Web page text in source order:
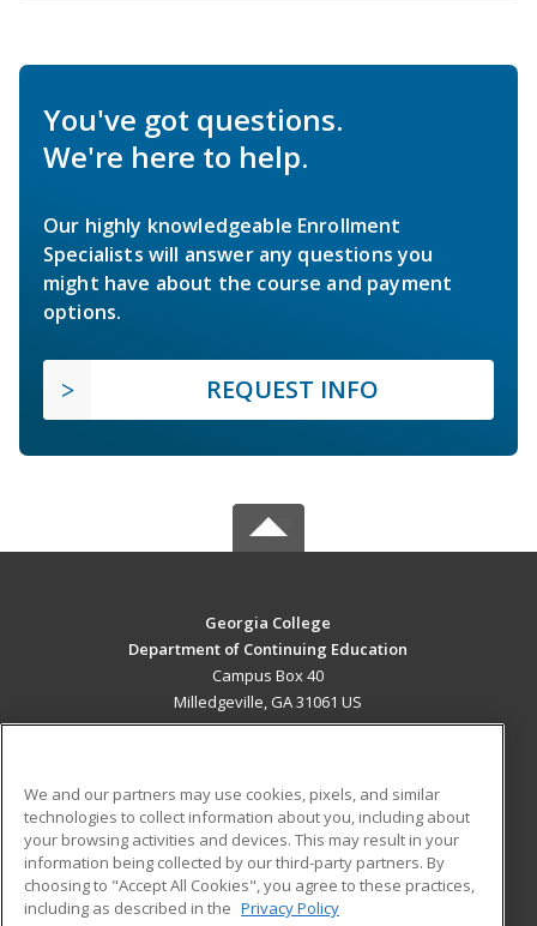
You've got questions.
We're here to help.
Our highly knowledgeable Enrollment
Specialists will answer any questions you
might have about the course and payment
options.
REQUEST INFO
Georgia College
Department of Continuing Education
Campus Box 40
Milledgeville, GA 31061 US
ADDITIONAL RESOURCES
Military
Financial Assistance
Help
Student Blog
We and our partners may use cookies, pixels, and similar
technologies to collect information about you, including about
your browsing activities and devices. This may result in your
information being collected by our third-party partners. By
choosing to "Accept All Cookies", you agree to these practices,
including as described in the Privacy Policy